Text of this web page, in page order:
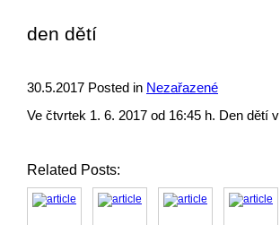
den dětí
30.5.2017 Posted in Nezařazené
Ve čtvrtek 1. 6. 2017 od 16:45 h. Den dětí
Related Posts: